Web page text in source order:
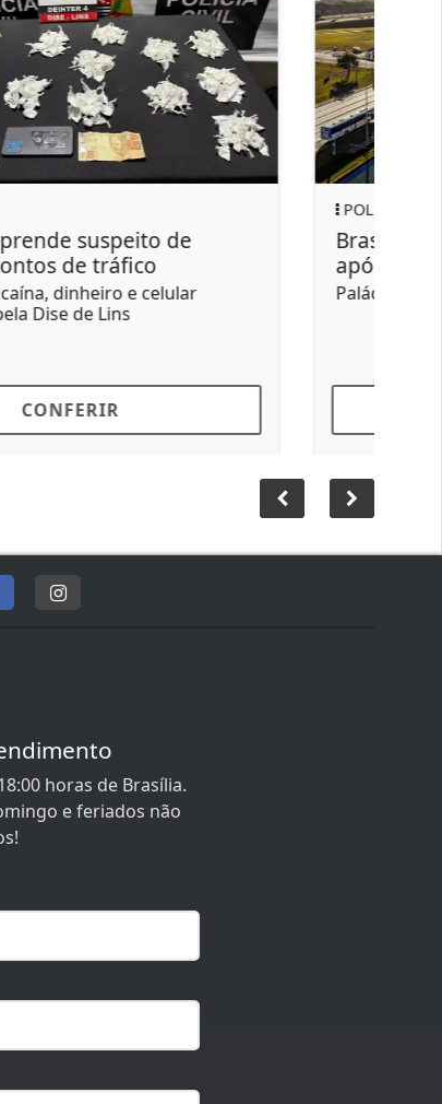
rebaixa relação com Argentina
novos insultos de Milei
do Itamaraty, em Brasília (DF)
CONFERIR
horas de Brasília.
e feriados não